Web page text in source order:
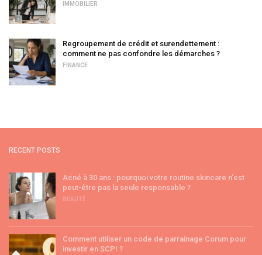
IMMOBILIER
Regroupement de crédit et surendettement :
comment ne pas confondre les démarches ?
FINANCE
RECENT POSTS
Acné à 30 ans : pourquoi votre routine skincare n’est
peut-être pas la seule responsable ?
BEAUTÉ
Comment utiliser un code de parrainage Corum pour
investir en SCPI ?